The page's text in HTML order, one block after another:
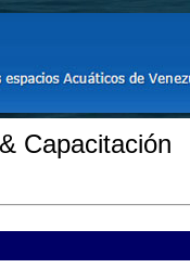
Capacitación